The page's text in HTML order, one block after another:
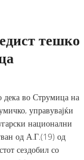
тешко
дека во Струмица на
управувајќи
национални
од А.Г.(19) од
сездобил со